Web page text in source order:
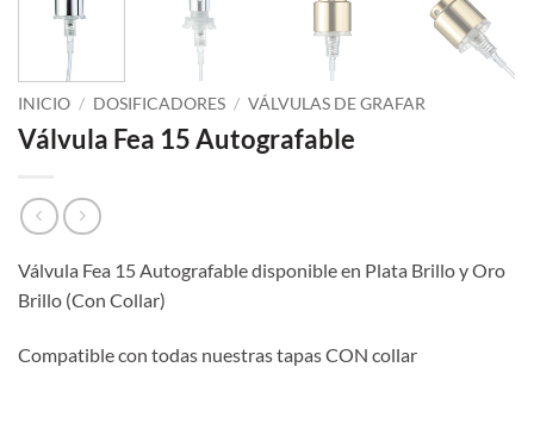
INICIO / DOSIFICADORES / VÁLVULAS DE GRAFAR
Válvula Fea 15 Autografable
Válvula Fea 15 Autografable disponible en Plata Brillo y Oro
Brillo (Con Collar)
Compatible con todas nuestras tapas CON collar